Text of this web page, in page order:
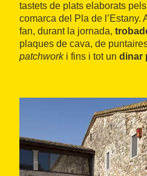
tastets de plats elaborats
comarca del Pla de l’Estany.
fan, durant la jornada,
plaques de cava, de
patchworki fins i tot un dinar